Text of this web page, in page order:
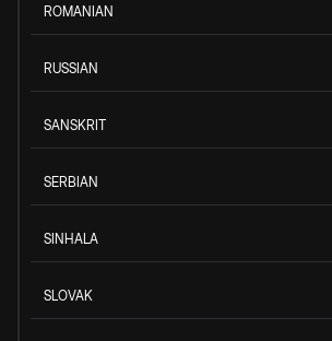
ROMANIAN
RUSSIAN
SANSKRIT
SERBIAN
SINHALA
SLOVAK